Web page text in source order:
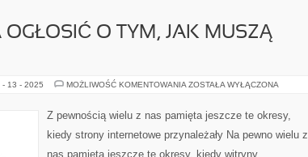
O TYM, JAK MUSZĄ
- 13 - 2025 MOŻLIWOŚĆ KOMENTOWANIA WIELE
TYM,
MUSZĄ
ZOSTAŁA WYŁĄCZONA
Z pewnością wielu z nas pamięta jeszcze te okresy,
kiedy strony internetowe przynależały Na pewno wielu z
nas pamięta jeszcze te okresy, kiedy witryny